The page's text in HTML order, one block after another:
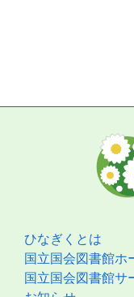
ひなぎくとは
国立国会図書館ホ
国立国会図書館サ